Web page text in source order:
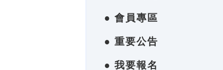
● 會員專區
● 重要公告
● 我要報名